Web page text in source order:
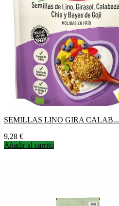
SEMILLAS LINO GIRA CALAB...
Precio
9,28 €
Añadir al carrito